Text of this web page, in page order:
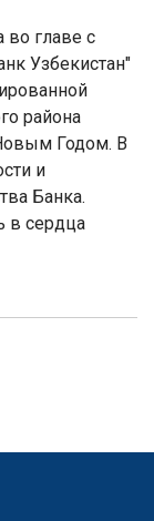
во главе с
Узбекистан"
района
Годом. В
и
Банка.
в сердца